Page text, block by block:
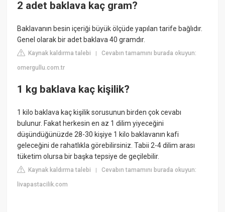
2 adet baklava kaç gram?
Baklavanın besin içeriği büyük ölçüde yapılan tarife bağlıdır.
Genel olarak bir adet baklava 40 gramdır.
Kaynak kaldırma talebi |Cevabın tamamını burada okuyun:
omergullu.com.tr
1 kg baklava kaç kişilik?
1 kilo baklava kaç kişilik sorusunun birden çok cevabı
bulunur. Fakat herkesin en az 1 dilim yiyeceğini
düşündüğünüzde 28-30 kişiye 1 kilo baklavanın kafi
geleceğini de rahatlıkla görebilirsiniz. Tabii 2-4 dilim arası
tüketim olursa bir başka tepsiye de geçilebilir.
Kaynak kaldırma talebi |Cevabın tamamını burada okuyun:
livapastacilik.com